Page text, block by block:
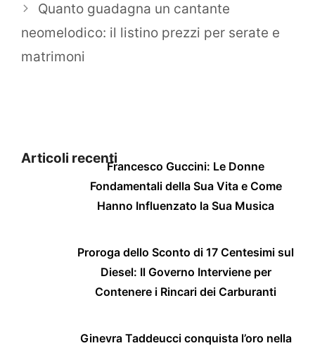
Quanto guadagna un cantante
neomelodico: il listino prezzi per serate e
matrimoni
Articoli recentiFrancesco Guccini: Le Donne
Fondamentali della Sua Vita e Come
Hanno Influenzato la Sua Musica
Proroga dello Sconto di 17 Centesimi sul
Diesel: Il Governo Interviene per
Contenere i Rincari dei Carburanti
Ginevra Taddeucci conquista l’oro nella